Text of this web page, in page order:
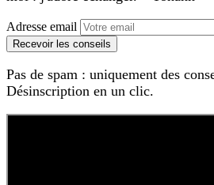
Adresse email
Recevoir les conseils
Pas de spam : uniquement des
Désinscription en un clic.